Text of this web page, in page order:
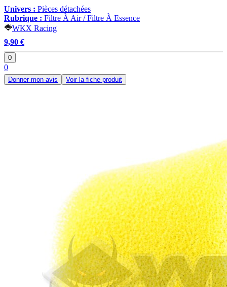
Univers : Pièces détachées
Rubrique : Filtre À Air / Filtre À Essence
WKX Racing
9,90 €
0
0
Donner mon avis Voir la fiche produit